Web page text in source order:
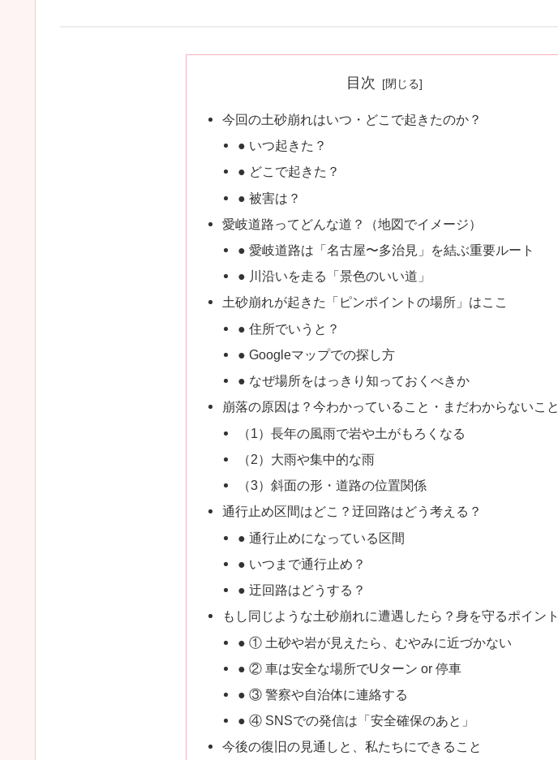
目次
今回の土砂崩れはいつ・どこで起きたのか？
● いつ起きた？
● どこで起きた？
● 被害は？
愛岐道路ってどんな道？（地図でイメージ）
● 愛岐道路は「名古屋〜多治見」を結ぶ重要ルート
● 川沿いを走る「景色のいい道」
土砂崩れが起きた「ピンポイントの場所」はここ
● 住所でいうと？
● Googleマップでの探し方
● なぜ場所をはっきり知っておくべきか
崩落の原因は？今わかっていること・まだわからないこと
（1）長年の風雨で岩や土がもろくなる
（2）大雨や集中的な雨
（3）斜面の形・道路の位置関係
通行止め区間はどこ？迂回路はどう考える？
● 通行止めになっている区間
● いつまで通行止め？
● 迂回路はどうする？
もし同じような土砂崩れに遭遇したら？身を守るポイント
● ① 土砂や岩が見えたら、むやみに近づかない
● ② 車は安全な場所でUターン or 停車
● ③ 警察や自治体に連絡する
● ④ SNSでの発信は「安全確保のあと」
今後の復旧の見通しと、私たちにできること